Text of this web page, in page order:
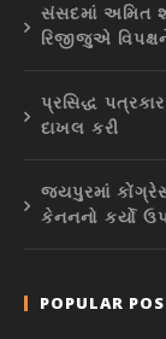
સંસદમાં અમિત
રિજીજુએ
પ્રસિદ્ધ
દાખલ કરી
જયપુરમાં
કેનનનો કર્યો
POPULAR